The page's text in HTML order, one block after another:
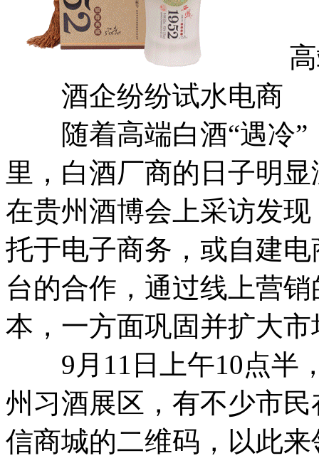
高端
酒企纷纷试水电商
随着高端白酒“遇冷”
里，白酒厂商的日子明
在贵州酒博会上采访发
托于电子商务，或自建
台的合作，通过线上营
本，一方面巩固并扩大
9月11日上午10点半
州习酒展区，有不少市
信商城的二维码，以此